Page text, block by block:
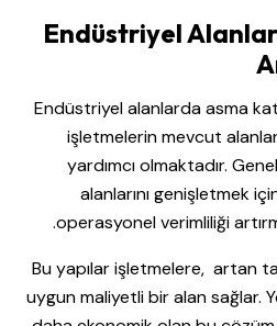
Endüstriyel
Endüstriyel alanlarda asma kat
işletmelerin mevcut
yardımcı olmaktadır.
alanlarını genişletmek
operasyonel verimliliği
Bu yapılar işletmelere, artan
uygun maliyetli bir alan sağlar.